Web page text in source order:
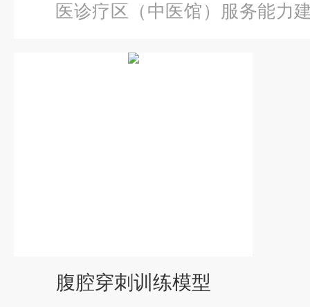
医诊疗区（中医馆）服务能力
腹腔穿刺训练模型